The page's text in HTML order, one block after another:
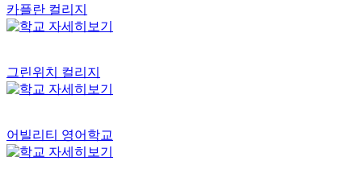
카플란 컬리지
그린위치 컬리지
어빌리티 영어학교